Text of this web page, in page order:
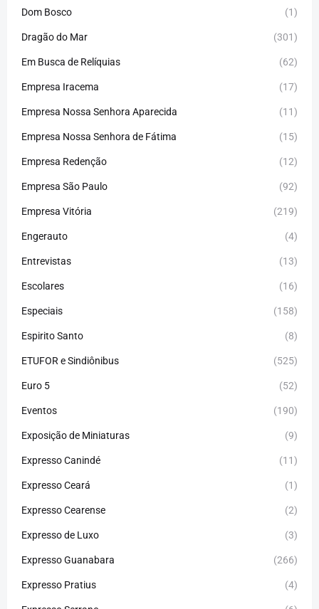
Dom Bosco (1)
Dragão do Mar (301)
Em Busca de Relíquias (62)
Empresa Iracema (17)
Empresa Nossa Senhora Aparecida (11)
Empresa Nossa Senhora de Fátima (15)
Empresa Redenção (12)
Empresa São Paulo (92)
Empresa Vitória (219)
Engerauto (4)
Entrevistas (13)
Escolares (16)
Especiais (158)
Espirito Santo (8)
ETUFOR e Sindiônibus (525)
Euro 5 (52)
Eventos (190)
Exposição de Miniaturas (9)
Expresso Canindé (11)
Expresso Ceará (1)
Expresso Cearense (2)
Expresso de Luxo (3)
Expresso Guanabara (266)
Expresso Pratius (4)